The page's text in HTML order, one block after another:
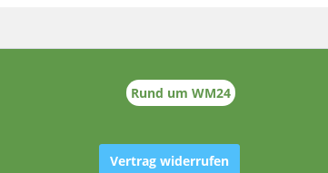
Rund um WM24
Vertrag widerrufen